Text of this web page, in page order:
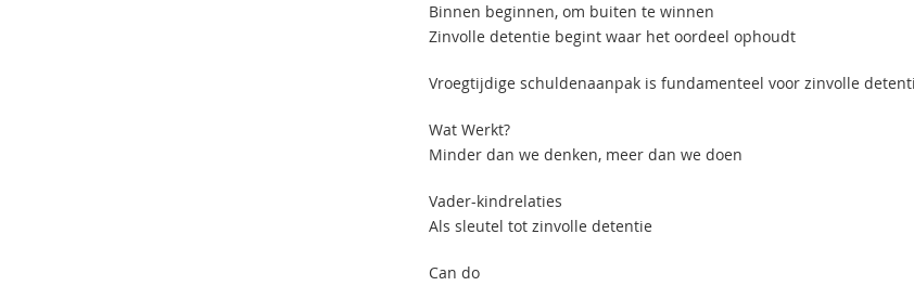
Binnen beginnen, om buiten te winnen
Zinvolle detentie begint waar het oordeel ophoudt
Vroegtijdige schuldenaanpak is fundamenteel voor zinvolle
Wat Werkt?
Minder dan we denken, meer dan we doen
Vader-kindrelaties
Als sleutel tot zinvolle detentie
Can do